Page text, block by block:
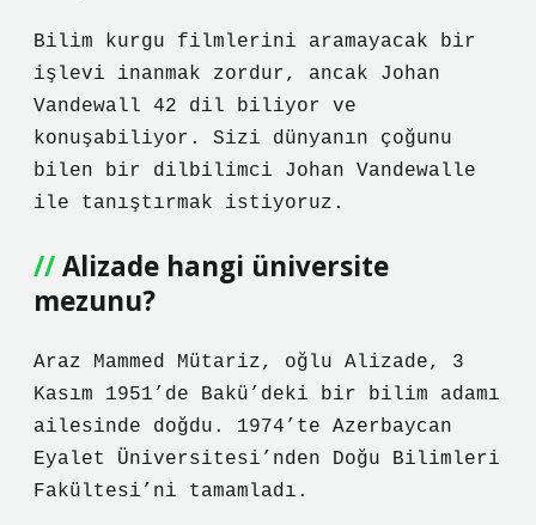
Bilim kurgu filmlerini aramayacak bir
işlevi inanmak zordur, ancak Johan
Vandewall 42 dil biliyor ve
konuşabiliyor. Sizi dünyanın çoğunu
bilen bir dilbilimci Johan Vandewalle
ile tanıştırmak istiyoruz.
Alizade hangi üniversite
mezunu?
Araz Mammed Mütariz, oğlu Alizade, 3
Kasım 1951’de Bakü’deki bir bilim adamı
ailesinde doğdu. 1974’te Azerbaycan
Eyalet Üniversitesi’nden Doğu Bilimleri
Fakültesi’ni tamamladı.